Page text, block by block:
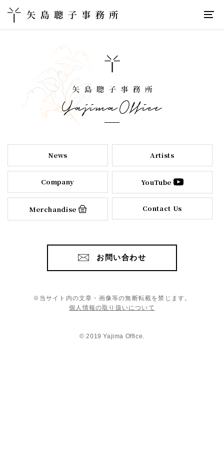
News Artists
Company YouTube
Merchandise Contact Us
お問い合わせ
※当サイト内の文章・画像等の無断転載を禁じます。
個人情報の取り扱いについて
© 2019 Yajima Office.